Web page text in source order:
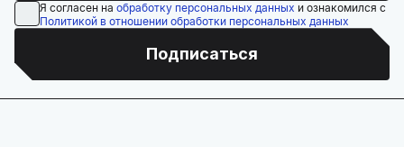
Я согласен на обработку персональных данных и ознакомился с
Политикой в отношении обработки персональных данных
Подписаться